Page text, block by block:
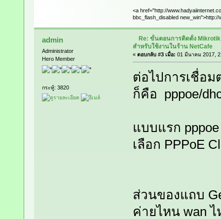
<a href="http://
bbc_flash_disabled
admin
Administrator
Hero Member
กระทู้: 3820
Re: ขั้นตอนการติดตั้ง
สำหรับใช้งานในร้าน NetCafe
« ตอบกลับ #3 เมื่อ: 01 มีนาคม 2017,
ต่อไปการเชื่อ
ก็คือ pppoe/
แบบแรก
เลือก PPPoE
ส่วนของแถบ
ค่ายไหน wan ไ